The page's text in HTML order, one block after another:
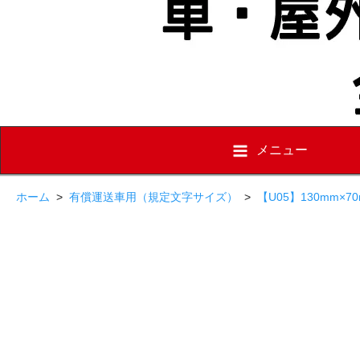
メニュー
ホーム > 有償運送車用（規定文字サイズ） > 【U05】